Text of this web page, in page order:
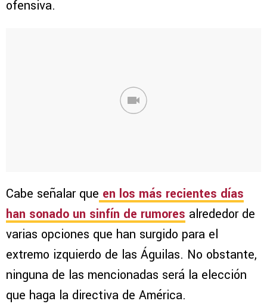
ofensiva.
Cabe señalar que en los más recientes días
han sonado un sinfín de rumores alrededor de
varias opciones que han surgido para el
extremo izquierdo de las Águilas. No obstante,
ninguna de las mencionadas será la elección
que haga la directiva de América.